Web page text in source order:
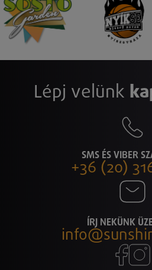
Lépj velünk
SMS ÉS VIBER
+36 (20)
ÍRJ NEKÜNK